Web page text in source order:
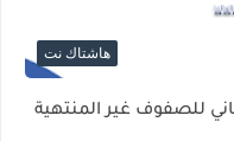
هاشتاك نت
للصفوف غير المنتهية